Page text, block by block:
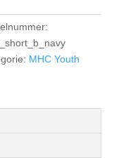
MHC Youth